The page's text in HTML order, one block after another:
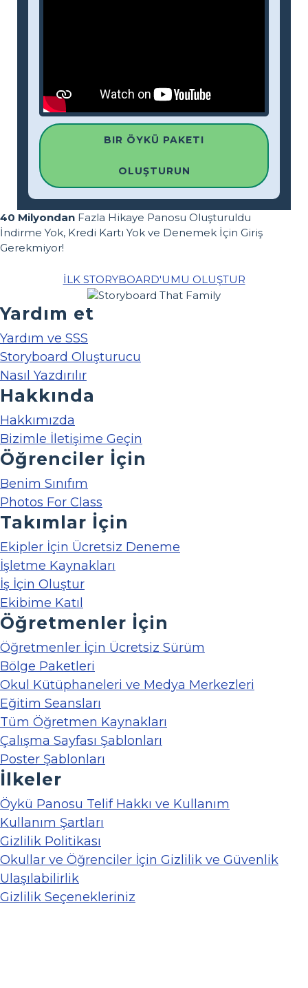
BIR ÖYKÜ PAKETI
OLUŞTURUN
40 Milyondan Fazla Hikaye Panosu Oluşturuldu
İndirme Yok, Kredi Kartı Yok ve Denemek İçin Giriş
Gerekmiyor!
İLK STORYBOARD'UMU OLUŞTUR
Yardım et
Yardım ve SSS
Storyboard Oluşturucu
Nasıl Yazdırılır
Hakkında
Hakkımızda
Bizimle İletişime Geçin
Öğrenciler İçin
Benim Sınıfım
Photos For Class
Takımlar İçin
Ekipler İçin Ücretsiz Deneme
İşletme Kaynakları
İş İçin Oluştur
Ekibime Katıl
Öğretmenler İçin
Öğretmenler İçin Ücretsiz Sürüm
Bölge Paketleri
Okul Kütüphaneleri ve Medya Merkezleri
Eğitim Seansları
Tüm Öğretmen Kaynakları
Çalışma Sayfası Şablonları
Poster Şablonları
İlkeler
Öykü Panosu Telif Hakkı ve Kullanım
Kullanım Şartları
Gizlilik Politikası
Okullar ve Öğrenciler İçin Gizlilik ve Güvenlik
Ulaşılabilirlik
Gizlilik Seçenekleriniz